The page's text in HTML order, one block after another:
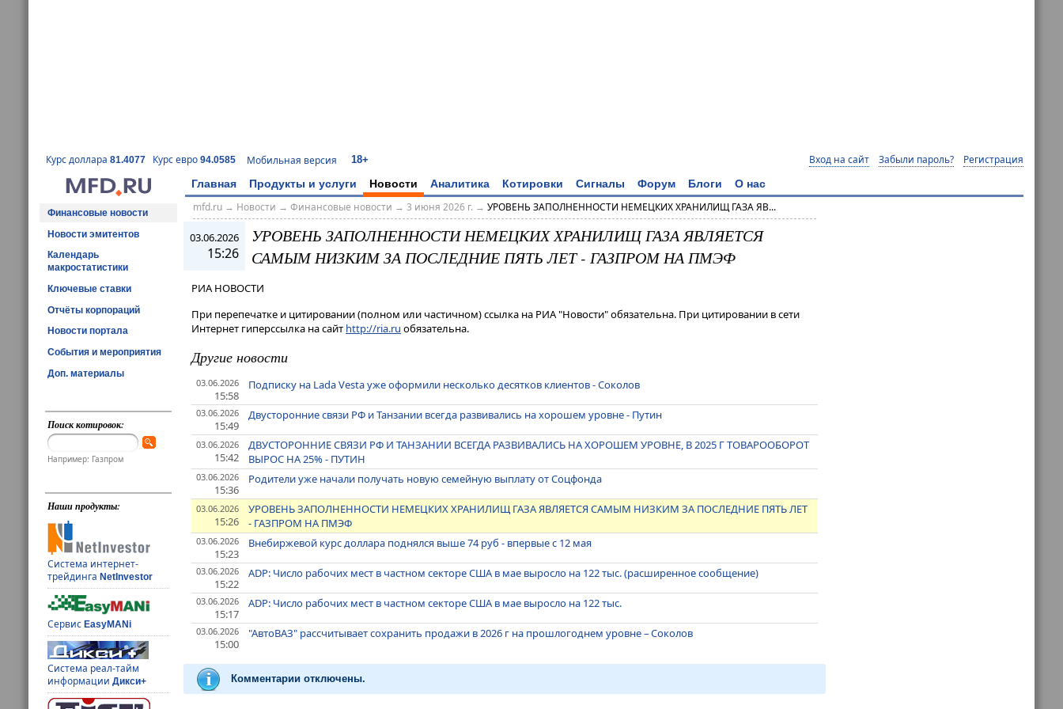
Курс доллара 81.4077 Курс евро 94.0585 Мобильная версия 18+ Вход на сайт Забыли пароль? Регистрация
Главная Продукты и услуги Новости Аналитика Котировки Сигналы Форум Блоги О нас
Финансовые новости
Новости эмитентов
Календарь
макростатистики
Ключевые ставки
Отчёты корпораций
Новости портала
События и мероприятия
Доп. материалы
Поиск котировок:
Например: Газпром
Наши продукты:
Система интернет-
трейдингаNetInvestor
СервисEasyMANi
Система реал-тайм
информацииДикси+
mfd.ru→ Новости → Финансовые новости → 3 июня 2026 г. → УРОВЕНЬ ЗАПОЛНЕННОСТИ НЕМЕЦКИХ ХРАНИЛИЩ ГАЗА ЯВ...
03.06.2026
15:26
УРОВЕНЬ ЗАПОЛНЕННОСТИ НЕМЕЦКИХ ХРАНИЛИЩ ГАЗА ЯВЛЯЕТСЯ
САМЫМ НИЗКИМ ЗА ПОСЛЕДНИЕ ПЯТЬ ЛЕТ - ГАЗПРОМ НА ПМЭФ
РИА НОВОСТИ
При перепечатке и цитировании (полном или частичном) ссылка на РИА "Новости" обязательна. При цитировании в сети
Интернет гиперссылка на сайт http://ria.ru обязательна.
Другие новости
03.06.2026
15:58
Подписку на Lada Vesta уже оформили несколько десятков клиентов - Соколов
03.06.2026
15:49
Двусторонние связи РФ и Танзании всегда развивались на хорошем уровне - Путин
03.06.2026
15:42
ДВУСТОРОННИЕ СВЯЗИ РФ И ТАНЗАНИИ ВСЕГДА РАЗВИВАЛИСЬ НА ХОРОШЕМ УРОВНЕ, В 2025 Г ТОВАРООБОРОТ
ВЫРОС НА 25% - ПУТИН
03.06.2026
15:36
Родители уже начали получать новую семейную выплату от Соцфонда
03.06.2026
15:26
УРОВЕНЬ ЗАПОЛНЕННОСТИ НЕМЕЦКИХ ХРАНИЛИЩ ГАЗА ЯВЛЯЕТСЯ САМЫМ НИЗКИМ ЗА ПОСЛЕДНИЕ ПЯТЬ ЛЕТ
- ГАЗПРОМ НА ПМЭФ
03.06.2026
15:23
Внебиржевой курс доллара поднялся выше 74 руб - впервые с 12 мая
03.06.2026
15:22
ADP: Число рабочих мест в частном секторе США в мае выросло на 122 тыс. (расширенное сообщение)
03.06.2026
15:17
ADP: Число рабочих мест в частном секторе США в мае выросло на 122 тыс.
03.06.2026
15:00
"АвтоВАЗ" рассчитывает сохранить продажи в 2026 г на прошлогоднем уровне – Соколов
Комментарии отключены.